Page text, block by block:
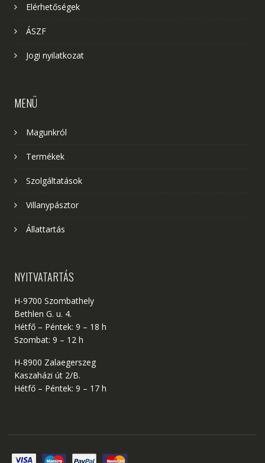
Elérhetőségek
ÁSZF
Jogi nyilatkozat
MENÜ
Magunkról
Termékek
Szolgáltatások
Villanypásztor
Állattartás
NYITVATARTÁS
H-9700 Szombathely
Bethlen G. u. 4.
Hétfő – Péntek: 9 – 18 h
Szombat: 9 – 12 h
H-8900 Zalaegerszeg
Kaszaházi út 2/B.
Hétfő – Péntek: 9 – 17 h